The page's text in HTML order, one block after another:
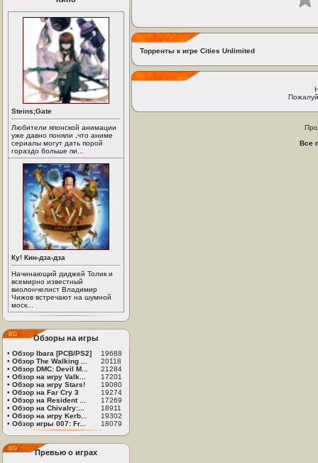
Steins;Gate
Любители японской анимации
уже давно поняли ,что аниме
сериалы могут дать порой
гораздо больше пи...
Ку! Кин-дза-дза
Начинающий диджей Толик и
всемирно известный
виолончелист Владимир
Чижов встречают на шумной
моск...
Обзоры на игры
• Обзор Ibara [PCB/PS2]
19688
• Обзор The Walking ...
20118
• Обзор DMC: Devil M...
21284
• Обзор на игру Valk...
17201
• Обзор на игру Stars!
19080
• Обзор на Far Cry 3
19274
• Обзор на Resident ...
17269
• Обзор на Chivalry:...
18911
• Обзор на игру Kerb...
19302
• Обзор игры 007: Fr... 18079
Превью о играх
Торренты к игре Cities Unlimited
Все